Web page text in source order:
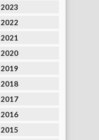
2023
2022
2021
2020
2019
2018
2017
2016
2015